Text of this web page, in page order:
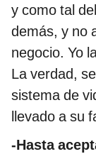
y como tal
demás, y no
negocio. Yo
La verdad,
sistema de
llevado a su
-Hasta